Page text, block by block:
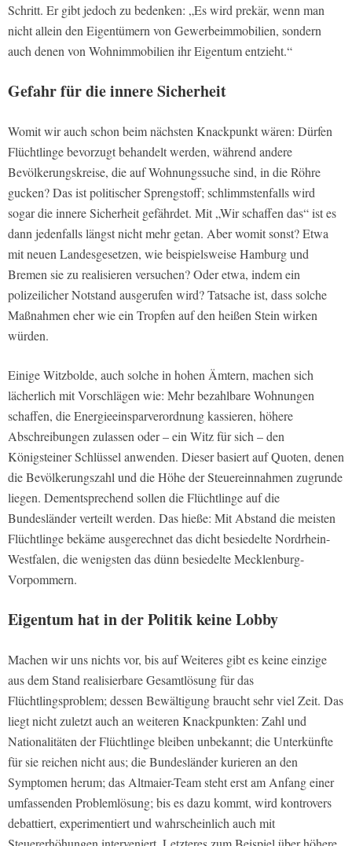
Schritt. Er gibt jedoch zu bedenken: „Es wird prekär, wenn man
nicht allein den Eigentümern von Gewerbeimmobilien, sondern
auch denen von Wohnimmobilien ihr Eigentum entzieht.“
Gefahr für die innere Sicherheit
Womit wir auch schon beim nächsten Knackpunkt wären: Dürfen
Flüchtlinge bevorzugt behandelt werden, während andere
Bevölkerungskreise, die auf Wohnungssuche sind, in die Röhre
gucken? Das ist politischer Sprengstoff; schlimmstenfalls wird
sogar die innere Sicherheit gefährdet. Mit „Wir schaffen das“ ist es
dann jedenfalls längst nicht mehr getan. Aber womit sonst? Etwa
mit neuen Landesgesetzen, wie beispielsweise Hamburg und
Bremen sie zu realisieren versuchen? Oder etwa, indem ein
polizeilicher Notstand ausgerufen wird? Tatsache ist, dass solche
Maßnahmen eher wie ein Tropfen auf den heißen Stein wirken
würden.
Einige Witzbolde, auch solche in hohen Ämtern, machen sich
lächerlich mit Vorschlägen wie: Mehr bezahlbare Wohnungen
schaffen, die Energieeinsparverordnung kassieren, höhere
Abschreibungen zulassen oder – ein Witz für sich – den
Königsteiner Schlüssel anwenden. Dieser basiert auf Quoten, denen
die Bevölkerungszahl und die Höhe der Steuereinnahmen zugrunde
liegen. Dementsprechend sollen die Flüchtlinge auf die
Bundesländer verteilt werden. Das hieße: Mit Abstand die meisten
Flüchtlinge bekäme ausgerechnet das dicht besiedelte Nordrhein-
Westfalen, die wenigsten das dünn besiedelte Mecklenburg-
Vorpommern.
Eigentum hat in der Politik keine Lobby
Machen wir uns nichts vor, bis auf Weiteres gibt es keine einzige
aus dem Stand realisierbare Gesamtlösung für das
Flüchtlingsproblem; dessen Bewältigung braucht sehr viel Zeit. Das
liegt nicht zuletzt auch an weiteren Knackpunkten: Zahl und
Nationalitäten der Flüchtlinge bleiben unbekannt; die Unterkünfte
für sie reichen nicht aus; die Bundesländer kurieren an den
Symptomen herum; das Altmaier-Team steht erst am Anfang einer
umfassenden Problemlösung; bis es dazu kommt, wird kontrovers
debattiert, experimentiert und wahrscheinlich auch mit